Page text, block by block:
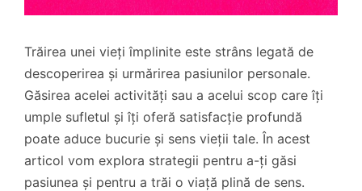
Trăirea unei vieți împlinite este strâns legată de
descoperirea și urmărirea pasiunilor personale.
Găsirea acelei activități sau a acelui scop care îți
umple sufletul și îți oferă satisfacție profundă
poate aduce bucurie și sens vieții tale. În acest
articol vom explora strategii pentru a-ți găsi
pasiunea și pentru a trăi o viață plină de sens.